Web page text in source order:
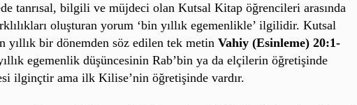
tanrısal, bilgili ve müjdeci olan Kutsal Kitap öğrencileri arasında
oluşturan yorum ‘bin yıllık egemenlikle’ ilgilidir. Kutsal
yıllık bir dönemden söz edilen tek metin Vahiy (Esinleme) 20:1-
egemenlik düşüncesinin Rab’bin ya da elçilerin öğretişinde
ilginçtir ama ilk Kilise’nin öğretişinde vardır.